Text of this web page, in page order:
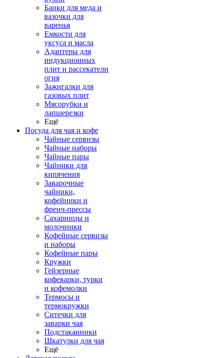
Банки для меда и
вазочки для
варенья
Емкости для
уксуса и масла
Адаптеры для
индукционных
плит и рассекатели
огня
Зажигалки для
газовых плит
Мясорубки и
лапшерезки
Ещё
Посуда для чая и кофе
Чайные сервизы
Чайные наборы
Чайные пары
Чайники для
кипячения
Заварочные
чайники,
кофейники и
френч-прессы
Сахарницы и
молочники
Кофейные сервизы
и наборы
Кофейные пары
Кружки
Гейзерные
кофеварки, турки
и кофемолки
Термосы и
термокружки
Ситечки для
заварки чая
Подстаканники
Шкатулки для чая
Ещё